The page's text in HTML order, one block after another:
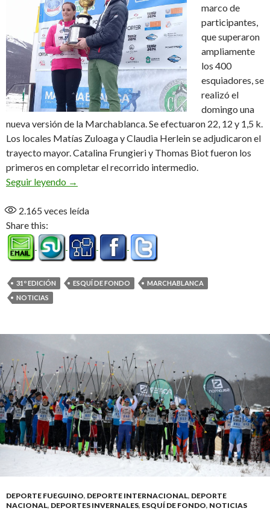
marco de
participantes,
que superaron
ampliamente
los 400
esquiadores, se
realizó el
domingo una
nueva versión de la Marchablanca. Se efectuaron 22, 12 y 1,5 k.
Los locales Matías Zuloaga y Claudia Herlein se adjudicaron el
trayecto mayor. Catalina Frungieri y Thomas Biot fueron los
primeros en completar el recorrido intermedio.
Seguir leyendo Zuloaga y Herlein dueños de la 31º edición
→
2.165 veces leída
Share this:
31º EDICIÓN ESQUÍ DE FONDO
MARCHABLANCA
NOTICIAS
DEPORTE FUEGUINO, DEPORTE INTERNACIONAL, DEPORTE
NACIONAL, DEPORTES INVERNALES, ESQUÍ DE FONDO, NOTICIAS